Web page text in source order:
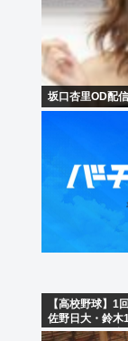
坂口杏里OD配信
【高校野球】1
佐野日大・鈴木
ーはエラーに泣